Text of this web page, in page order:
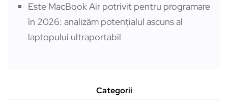
Este MacBook Air potrivit pentru programare
în 2026: analizăm potențialul ascuns al
laptopului ultraportabil
Categorii